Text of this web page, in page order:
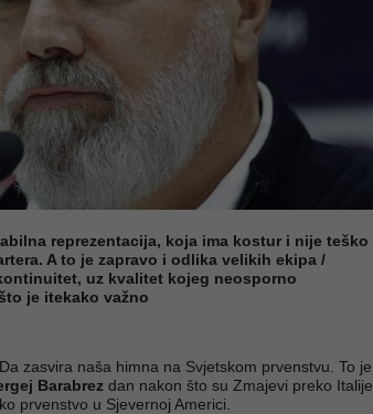
reprezentacija, koja ima kostur i nije teško
A to je zapravo i odlika velikih ekipa /
uz kvalitet kojeg neosporno
je itekako važno
zasvira naša himna na Svjetskom prvenstvu. To je
Barabrez dan nakon što su Zmajevi preko Italije
prvenstvo u Sjevernoj Americi.